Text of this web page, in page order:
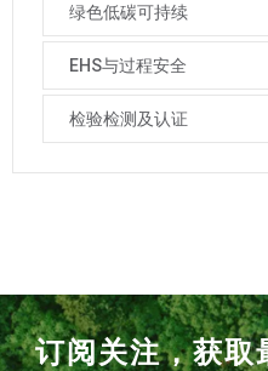
绿色低碳可持续
EHS与过程安全
检验检测及认证
订阅关注，获取